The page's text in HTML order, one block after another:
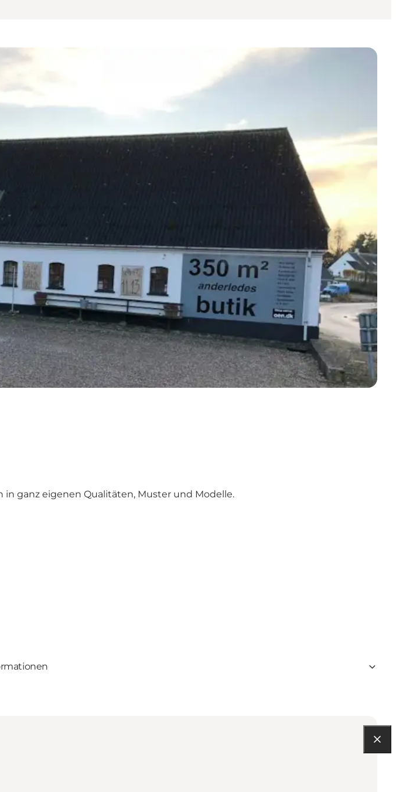
ganz eigenen Qualitäten, Muster und Modelle.